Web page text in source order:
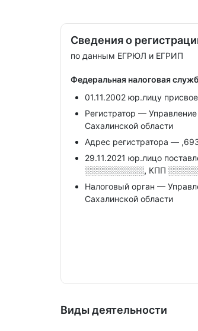
Сведения о
по данным ЕГРЮЛ и ЕГРИП
Федеральная налоговая
01.11.2002 юр.лицу
Регистратор —
Сахалинской области
Адрес регистратора —
29.11.2021 юр.лицо
░░░░░░░░░░, КПП
Налоговый орган —
Сахалинской области
Виды деятельности